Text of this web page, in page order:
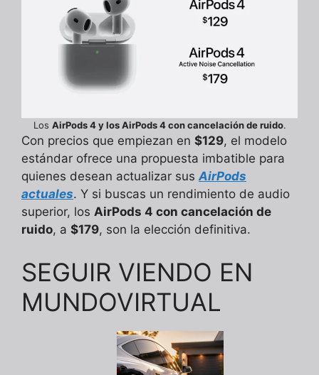
Los AirPods 4 y los AirPods 4 con cancelación de ruido.
Con precios que empiezan en $129, el modelo
estándar ofrece una propuesta imbatible para
quienes desean actualizar susAirPods
actuales. Y si buscas un rendimiento de audio
superior, los AirPods 4 con cancelación de
ruido, a $179, son la elección definitiva.
SEGUIR VIENDO EN
MUNDOVIRTUAL